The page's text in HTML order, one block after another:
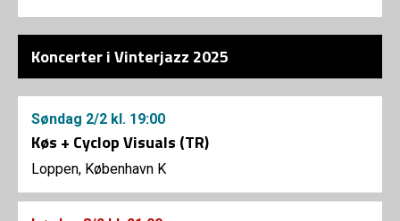
Koncerter i Vinterjazz 2025
Søndag 2/2 kl. 19:00
Køs + Cyclop Visuals (TR)
Loppen, København K